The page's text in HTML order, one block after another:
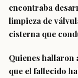
encontraba
limpieza de
cisterna que
Quienes hallaron
que el fallecido